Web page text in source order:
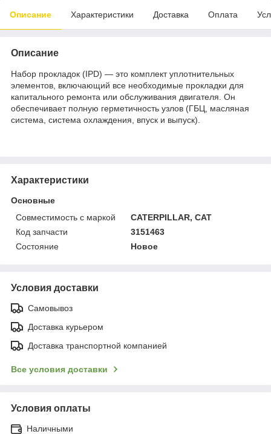
Описание Характеристики Доставка Оплата
Описание
Набор прокладок (IPD) — это комплект уплотнительных
элементов, включающий все необходимые прокладки для
капитального ремонта или обслуживания двигателя. Он
обеспечивает полную герметичность узлов (ГБЦ, масляная
система, система охлаждения, впуск и выпуск).
Характеристики
Основные
Совместимость с маркой
CATERPILLAR, CAT
Код запчасти
3151463
Состояние
Новое
Условия доставки
Самовывоз
Доставка курьером
Доставка транспортной компанией
Все условия доставки
Условия оплаты
Наличными